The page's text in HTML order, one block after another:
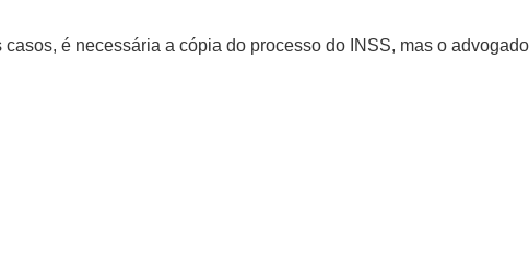
é necessária a cópia do processo do INSS, mas o